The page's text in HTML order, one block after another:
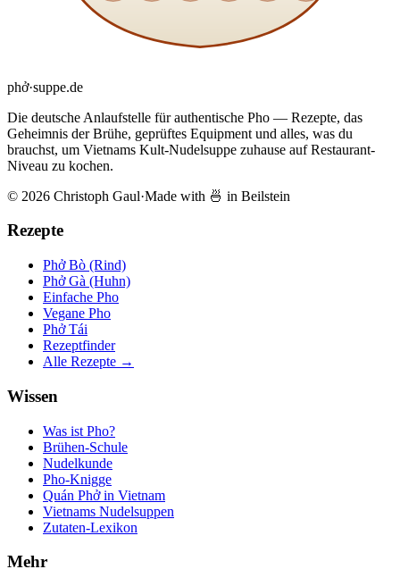
phở·suppe.de
Die deutsche Anlaufstelle für authentische Pho — Rezepte, das
Geheimnis der Brühe, geprüftes Equipment und alles, was du
brauchst, um Vietnams Kult-Nudelsuppe zuhause auf Restaurant-
Niveau zu kochen.
© 2026 Christoph Gaul·Made with 🍜 in Beilstein
Rezepte
Phở Bò (Rind)
Phở Gà (Huhn)
Einfache Pho
Vegane Pho
Phở Tái
Rezeptfinder
Alle Rezepte →
Wissen
Was ist Pho?
Brühen-Schule
Nudelkunde
Pho-Knigge
Quán Phở in Vietnam
Vietnams Nudelsuppen
Zutaten-Lexikon
Mehr